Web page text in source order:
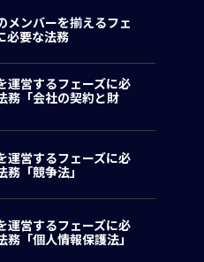
メンバーを揃えるフェ
必要な法務
運営するフェーズに必
務「会社の契約と財
運営するフェーズに必
務「競争法」
運営するフェーズに必
務「個人情報保護法」